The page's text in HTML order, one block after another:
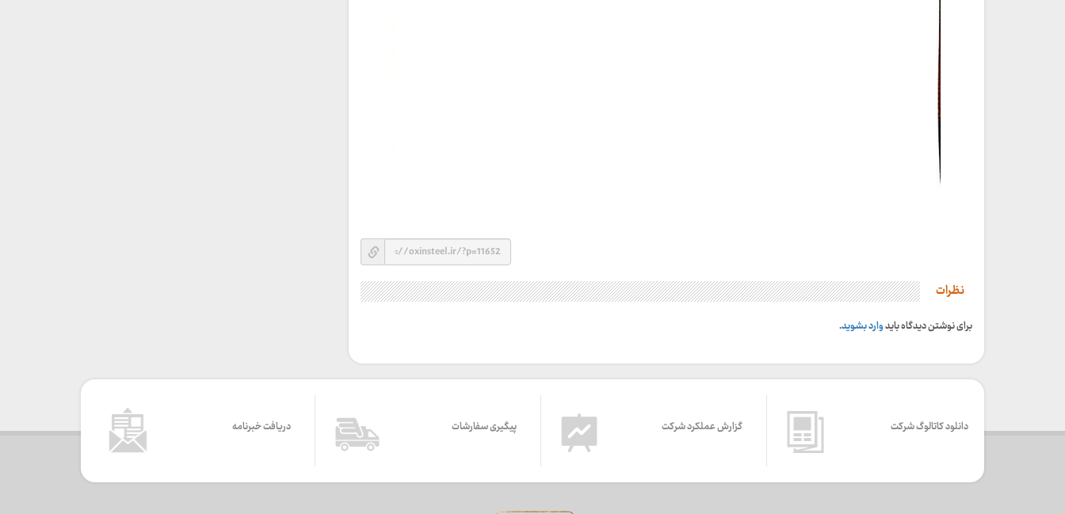
نظرات
برای نوشتن دیدگاه بایدوارد بشوید.
دانلود کاتالوگ شرکت گزارش عملکرد شرکت پیگیری سفارشات دریافت خبرنامه